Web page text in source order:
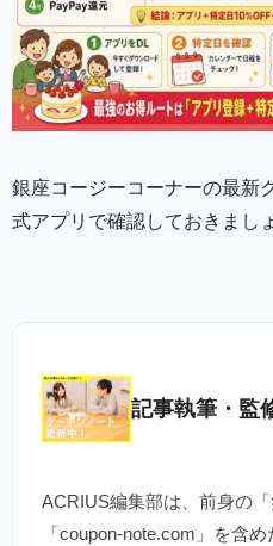
銀座コージーコーナーの最新
式アプリで確認しておきまし
記事執筆・監
ACRIUS編集部は、前身の「
「coupon-note.com」を含